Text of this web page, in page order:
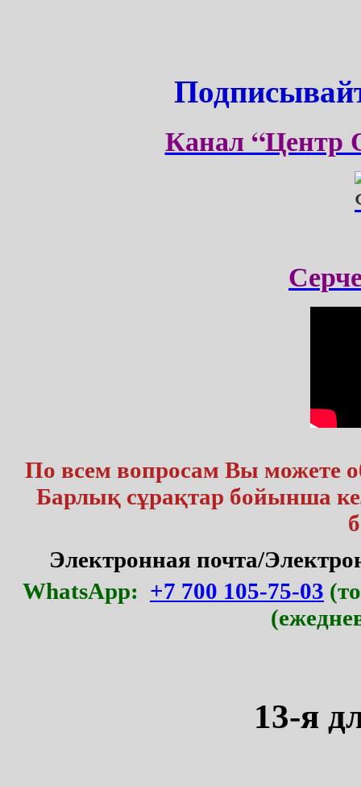
Канал “Центр
По всем вопросам Вы можете
Барлық сұрақтар бойынша
Электронная почта/
WhatsApp: +7 700 105-75-03
13-я